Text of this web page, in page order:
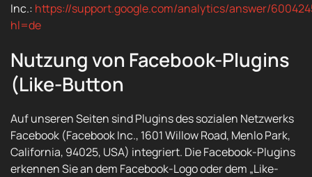
Inc.: https://support.google.com/analytics/answer/
hl=de
Nutzung von Facebook-Plugins
(Like-Button
Auf unseren Seiten sind Plugins des sozialen Netzwerks
Facebook (Facebook Inc., 1601 Willow Road, Menlo Park,
California, 94025, USA) integriert. Die Facebook-Plugins
erkennen Sie an dem Facebook-Logo oder dem „Like-